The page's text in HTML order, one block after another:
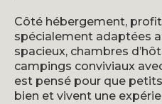
Côté hébergement,
spécialement adaptées
spacieux, chambres
campings conviviaux
est pensé pour que
bien et vivent une